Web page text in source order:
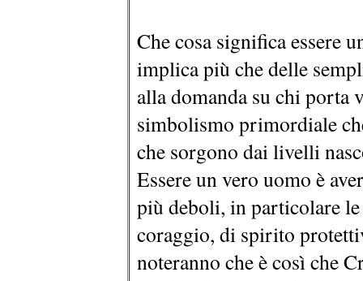
Che cosa significa essere
implica più che delle
alla domanda su chi porta
simbolismo primordiale
che sorgono dai livelli
Essere un vero uomo è
più deboli, in particolare
coraggio, di spirito
noteranno che è così che